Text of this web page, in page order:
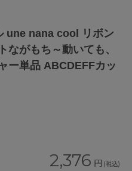
une nana cool リボン
ながもち～動いても、
ー単品 ABCDEFFカッ
2,376 円 (税込)